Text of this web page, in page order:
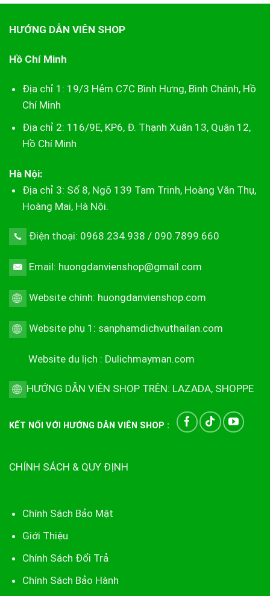
HƯỚNG DẪN VIÊN SHOP
Hồ Chí Minh
Địa chỉ 1: 19/3 Hẻm C7C Bình Hưng, Bình Chánh, Hồ
Chí Minh
Địa chỉ 2: 116/9E, KP6, Đ. Thạnh Xuân 13, Quận 12,
Hồ Chí Minh
Hà Nội:
Địa chỉ 3: Số 8, Ngõ 139 Tam Trinh, Hoàng Văn Thụ,
Hoàng Mai, Hà Nội.
Điện thoại: 0968.234.938 / 090.7899.660
Email: huongdanvienshop@gmail.com
Website chính: huongdanvienshop.com
Website phụ 1: sanphamdichvuthailan.com
Website du lịch : Dulichmayman.com
HƯỚNG DẪN VIÊN SHOP TRÊN: LAZADA, SHOPPE
KẾT NỐI VỚI HƯỚNG DẪN VIÊN SHOP :
CHÍNH SÁCH & QUY ĐỊNH
Chính Sách Bảo Mật
Giới Thiệu
Chính Sách Đổi Trả
Chính Sách Bảo Hành